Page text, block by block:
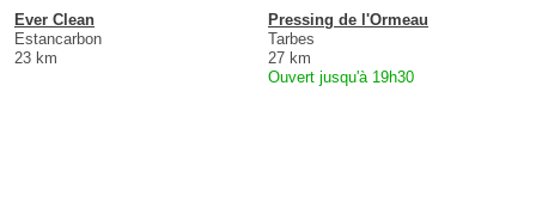
Ever Clean
Estancarbon
23 km
Pressing de l'Ormeau
Tarbes
27 km
Ouvert jusqu'à 19h30